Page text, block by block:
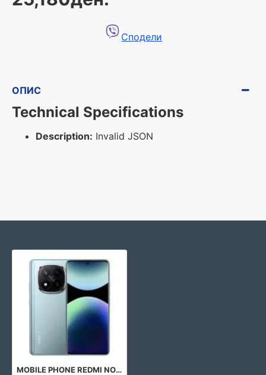
Сподели
ОПИС
Technical Specifications
Description: Invalid JSON
MOBILE PHONE REDMI NOTE 14PRO+/12/512G BLUE MZB0IIWEU XIAOMI